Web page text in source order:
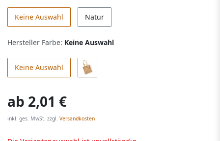
Keine Auswahl Natur
Hersteller Farbe: Keine Auswahl
Keine Auswahl
ab 2,01 €
inkl. ges. MwSt. zzgl. Versandkosten